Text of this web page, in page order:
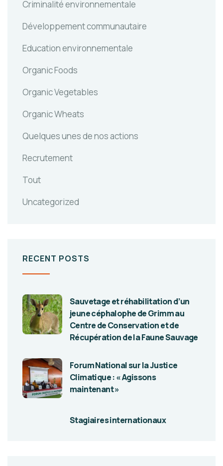
Criminalité environnementale
Développement communautaire
Education environnementale
Organic Foods
Organic Vegetables
Organic Wheats
Quelques unes de nos actions
Recrutement
Tout
Uncategorized
RECENT POSTS
Sauvetage et réhabilitation d’un
jeune céphalophe de Grimm au
Centre de Conservation et de
Récupération de la Faune Sauvage
Forum National sur la Justice
Climatique : « Agissons
maintenant »
Stagiaires internationaux